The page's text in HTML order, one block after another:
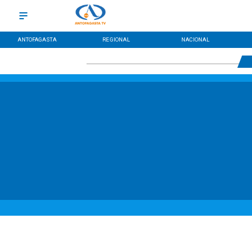
ANTOFAGASTA REGIONAL NACIONAL